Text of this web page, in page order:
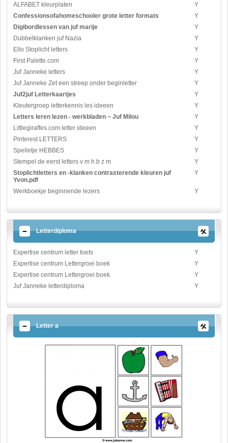
ALFABET kleurplaten
Y
Confessionsofahomeschooler grote letter formats
Y
Digibordlessen van juf marije
Y
Dubbelklanken juf Nazia
Y
Ello Stoplicht letters
Y
First Palette.com
Y
Juf Janneke letters
Y
Juf Janneke Zet een streep onder beginletter
Y
Juf2juf Letterkaartjes
Y
Kleutergroep letterkennis les ideeen
Y
Letters leren lezen - werkbladen ~ Juf Milou
Y
Littlegiraffes.com letter ideeen
Y
Pinterest LETTERS
Y
Spelletje HEBBES
Y
Stempel de eerst letters v m h b z m
Y
Stoplichtletters en -klanken contrasterende kleuren juf
Yvon.pdf
Y
Werkboekje beginnende lezers Y
Letterdiploma
Expertise centrum letter toets
Y
Expertise centrum Lettergroei boek
Y
Expertise centrum Lettergroei boek
Y
Juf Janneke letterdiploma
Y
Letter a